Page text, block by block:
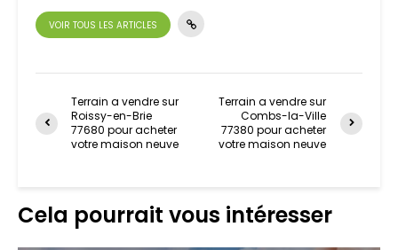
VOIR TOUS LES ARTICLES
Terrain a vendre sur
Roissy-en-Brie
77680 pour acheter
votre maison neuve
Terrain a vendre sur
Combs-la-Ville
77380 pour acheter
votre maison neuve
Cela pourrait vous intéresser